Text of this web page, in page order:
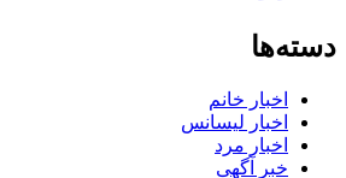
دسته‌ها
اخبار خانم
اخبار لیسانس
اخبار مرد
خبر آگهی